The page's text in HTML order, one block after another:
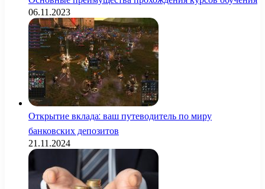
06.11.2023
Открытие вклада: ваш путеводитель по миру
банковских депозитов
21.11.2024